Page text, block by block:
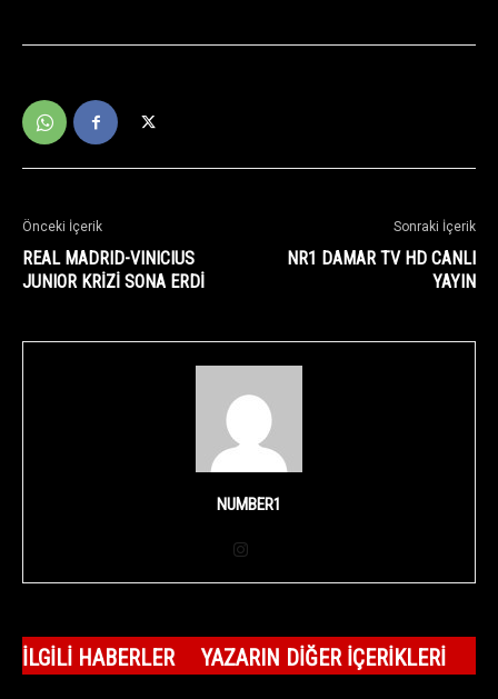
Önceki İçerik
REAL MADRID-VINICIUS
JUNIOR KRİZİ SONA ERDİ
Sonraki İçerik
NR1 DAMAR TV HD CANLI
YAYIN
NUMBER1
İLGILI HABERLER YAZARIN DIĞER İÇERIKLERI